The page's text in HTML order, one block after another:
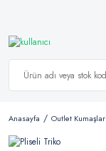
Anasayfa Outlet Kumaşlar